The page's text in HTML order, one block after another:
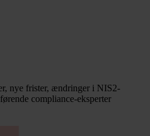
nye frister, ændringer i NIS2-
compliance-eksperter